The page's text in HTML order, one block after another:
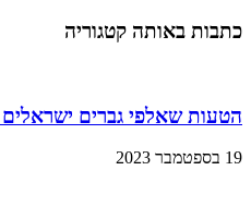
כתבות באותה קטגוריה
הטעות שאלפי גברים
19 בספטמבר 2023